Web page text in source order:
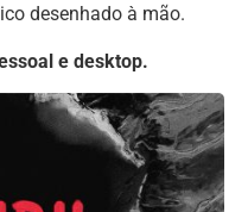
desenhado à mão.
e desktop.